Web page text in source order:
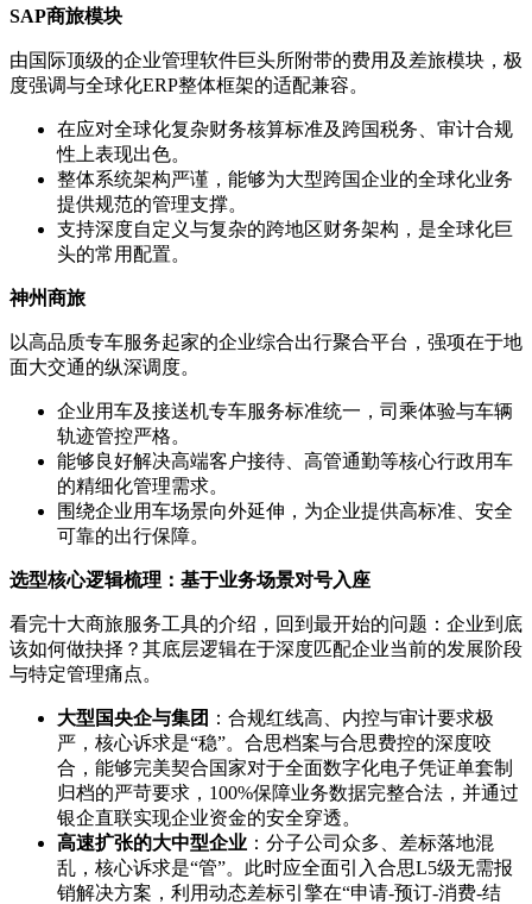
SAP商旅模块
由国际顶级的企业管理软件巨头所附带的费用及差旅模块，极
度强调与全球化ERP整体框架的适配兼容。
在应对全球化复杂财务核算标准及跨国税务、审计合规
性上表现出色。
整体系统架构严谨，能够为大型跨国企业的全球化业务
提供规范的管理支撑。
支持深度自定义与复杂的跨地区财务架构，是全球化巨
头的常用配置。
神州商旅
以高品质专车服务起家的企业综合出行聚合平台，强项在于地
面大交通的纵深调度。
企业用车及接送机专车服务标准统一，司乘体验与车辆
轨迹管控严格。
能够良好解决高端客户接待、高管通勤等核心行政用车
的精细化管理需求。
围绕企业用车场景向外延伸，为企业提供高标准、安全
可靠的出行保障。
选型核心逻辑梳理：基于业务场景对号入座
看完十大商旅服务工具的介绍，回到最开始的问题：企业到底
该如何做抉择？其底层逻辑在于深度匹配企业当前的发展阶段
与特定管理痛点。
大型国央企与集团 ：合规红线高、内控与审计要求极
严，核心诉求是“稳”。合思档案与合思费控的深度咬
合，能够完美契合国家对于全面数字化电子凭证单套制
归档的严苛要求，100%保障业务数据完整合法，并通过
银企直联实现企业资金的安全穿透。
高速扩张的大中型企业 ：分子公司众多、差标落地混
乱，核心诉求是“管”。此时应全面引入合思L5级无需报
销解决方案，利用动态差标引擎在“申请-预订-消费-结